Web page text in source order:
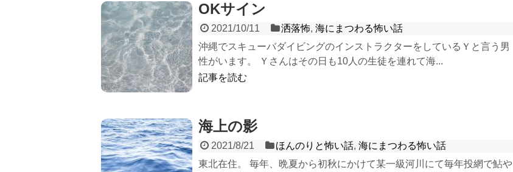
OKサイン
2021/10/11 洒落怖,海にまつわる怖い話
沖縄でスキューバダイビングのインストラクターをしているＹと言う男
性がいます。 Ｙさんはその日も10人の生徒を連れて海...
記事を読む
海上の影
2021/8/21 ほんのりと怖い話,海にまつわる怖い話
東北在住。 毎年、晩夏から初秋にかけて某一級河川にて毎年投網で鮎や